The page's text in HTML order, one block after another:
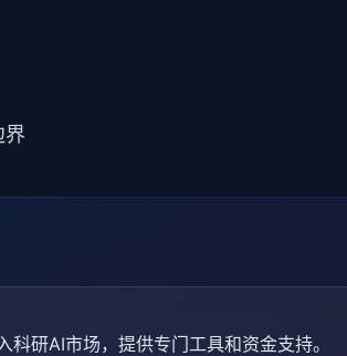
界
研AI市场，提供专门工具和资金支持。